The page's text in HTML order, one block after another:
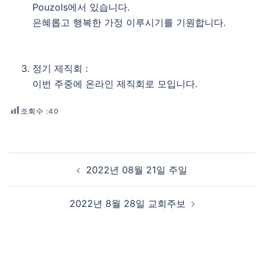
Pouzols에서 있습니다.
은혜롭고 행복한 가정 이루시기를 기원합니다.
정기 제직회 :
이번 주중에 온라인 제직회로 모입니다.
조회수 :40
Post navigation
2022년 08월 21일 주일
2022년 8월 28일 교회주보